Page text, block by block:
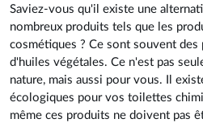
Saviez-vous qu'il existe une
nombreux produits tels que les
cosmétiques ? Ce sont souvent
d'huiles végétales. Ce n'est pas
nature, mais aussi pour vous. Il
écologiques pour vos toilettes
même ces produits ne doivent pas